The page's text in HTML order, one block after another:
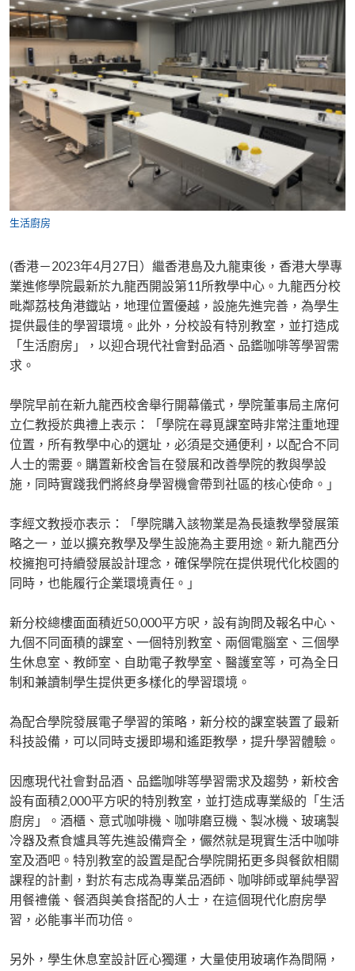
生活廚房
(香港－2023年4月27日）繼香港島及九龍東後，香港大學專
業進修學院最新於九龍西開設第11所教學中心。九龍西分校
毗鄰荔枝角港鐡站，地理位置優越，設施先進完善，為學生
提供最佳的學習環境。此外，分校設有特別教室，並打造成
「生活廚房」，以迎合現代社會對品酒、品鑑咖啡等學習需
求。
學院早前在新九龍西校舍舉行開幕儀式，學院董事局主席何
立仁教授於典禮上表示：「學院在尋覓課室時非常注重地理
位置，所有教學中心的選址，必須是交通便利，以配合不同
人士的需要。購置新校舍旨在發展和改善學院的教與學設
施，同時實踐我們將終身學習機會帶到社區的核心使命。」
李經文教授亦表示：「學院購入該物業是為長遠教學發展策
略之一，並以擴充教學及學生設施為主要用途。新九龍西分
校擁抱可持續發展設計理念，確保學院在提供現代化校園的
同時，也能履行企業環境責任。」
新分校總樓面面積近50,000平方呎，設有詢問及報名中心、
九個不同面積的課室、一個特別教室、兩個電腦室、三個學
生休息室、教師室、自助電子教學室、醫護室等，可為全日
制和兼讀制學生提供更多樣化的學習環境。
為配合學院發展電子學習的策略，新分校的課室裝置了最新
科技設備，可以同時支援即場和遙距教學，提升學習體驗。
因應現代社會對品酒、品鑑咖啡等學習需求及趨勢，新校舍
設有面積2,000平方呎的特別教室，並打造成專業級的「生活
廚房」。酒櫃、意式咖啡機、咖啡磨豆機、製冰機、玻璃製
冷器及煮食爐具等先進設備齊全，儼然就是現實生活中咖啡
室及酒吧。特別教室的設置是配合學院開拓更多與餐飲相關
課程的計劃，對於有志成為專業品酒師、咖啡師或單純學習
用餐禮儀、餐酒與美食搭配的人士，在這個現代化廚房學
習，必能事半而功倍。
另外，學生休息室設計匠心獨運，大量使用玻璃作為間隔，